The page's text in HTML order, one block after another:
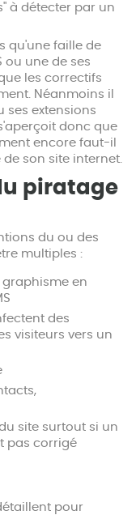
à détecter par un
qu'une faille de
ou une de ses
les correctifs
Néanmoins il
ses extensions
donc que
encore faut-il
son site internet.
piratage
du ou des
multiples :
en
des
visiteurs vers un
site surtout si un
pas corrigé
pour